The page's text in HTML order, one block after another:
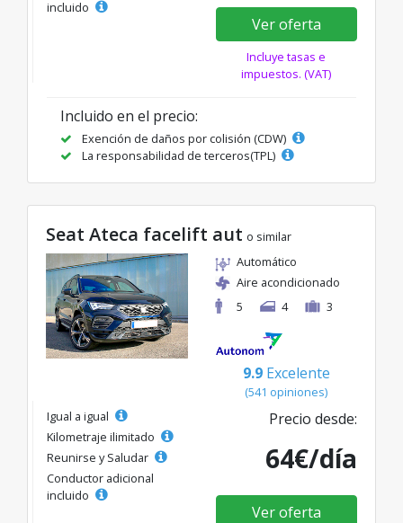
incluido
Ver oferta
Incluye tasas e
impuestos. (VAT)
Incluido en el precio:
Exención de daños por colisión (CDW)
La responsabilidad de terceros(TPL)
Seat Ateca facelift aut o similar
Automático
Aire acondicionado
5
4 3
9.9 Excelente
(541 opiniones)
Igual a igual
Kilometraje ilimitado
Reunirse y Saludar
Conductor adicional
incluido
Precio desde:
64€/día
Ver oferta